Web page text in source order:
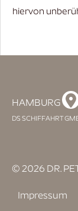
hiervon
HAMBURG
DS SCHIFFAHRT
© 2026 DR.
Impressum